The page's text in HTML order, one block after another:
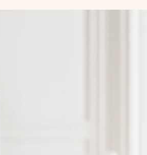
message qui touche le cœur. Sans